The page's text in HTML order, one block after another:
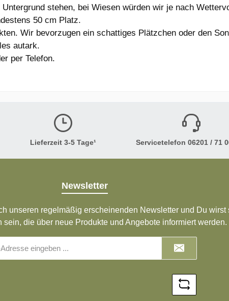
stehen, bei Wiesen würden wir je nach
50 cm Platz.
Wir bevorzugen ein schattiges Plätzchen oder den
autark.
per Telefon.
Lieferzeit 3-5 Tage¹ Servicetelefon 06201 / 71
Newsletter
unseren regelmäßig erscheinenden Newsletter und Du wirst
sein, die über neue Produkte und Angebote informiert werden.